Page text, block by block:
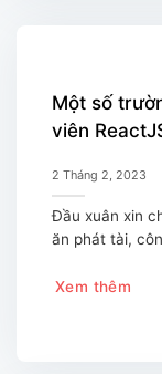
Một số
viên
2 Tháng 2, 2023
Đầu xuân xin
ăn phát tài,
Xem thêm